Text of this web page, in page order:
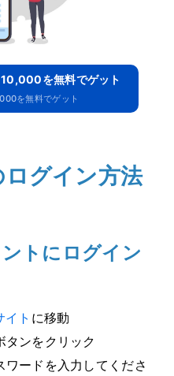
を無料でゲット
を無料でゲット
グイン方法
トにログイン
ト に移動
タンをクリック
ワードを入力してくださ